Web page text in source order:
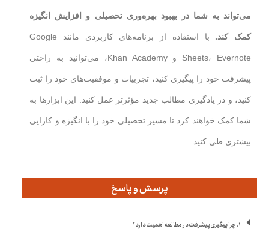
می‌تواند به شما در بهبود بهره‌وری تحصیلی و افزایش انگیزه
کمک کند. با استفاده از برنامه‌های کاربردی مانند Google
Sheets، Evernote و Khan Academy، می‌توانید به راحتی
پیشرفت خود را پیگیری کنید، تجربیات و موفقیت‌های خود را ثبت
کنید، و در یادگیری مطالب جدید مؤثرتر عمل کنید. این ابزارها به
شما کمک خواهند کرد تا مسیر تحصیلی خود را با انگیزه و کارایی
بیشتری طی کنید.
پرسش و پاسخ
۱. چرا پیگیری پیشرفت در مطالعه اهمیت دارد؟